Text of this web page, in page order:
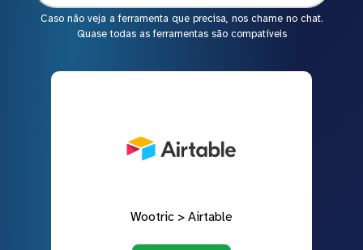
Caso não veja a ferramenta que precisa, nos chame no chat.
Quase todas as ferramentas são compatíveis
Wootric > Airtable